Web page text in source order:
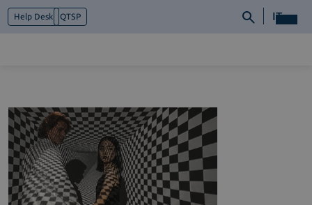
Help Desk QTSP IT
Cosa facciamo
Piattaforme
Industry
News e Media
Contattaci